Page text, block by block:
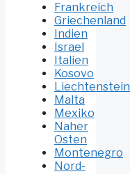
Frankreich
Griechenland
Indien
Israel
Italien
Kosovo
Liechtenstein
Malta
Mexiko
Naher
Osten
Montenegro
Nord-